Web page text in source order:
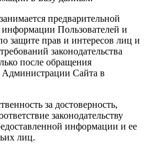
предварительной
Пользователей и
защите прав и интересов лиц и
законодательства
после обращения
Администрации Сайта в
за достоверность,
законодательству
информации и ее
лиц.